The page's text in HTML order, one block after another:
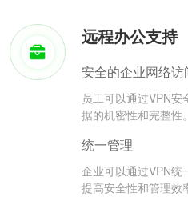
远程办公支持
安全的企业网络访
员工可以通过VPN
据的机密性和完整性。
统一管理
企业可以通过VPN统
提高安全性和管理效